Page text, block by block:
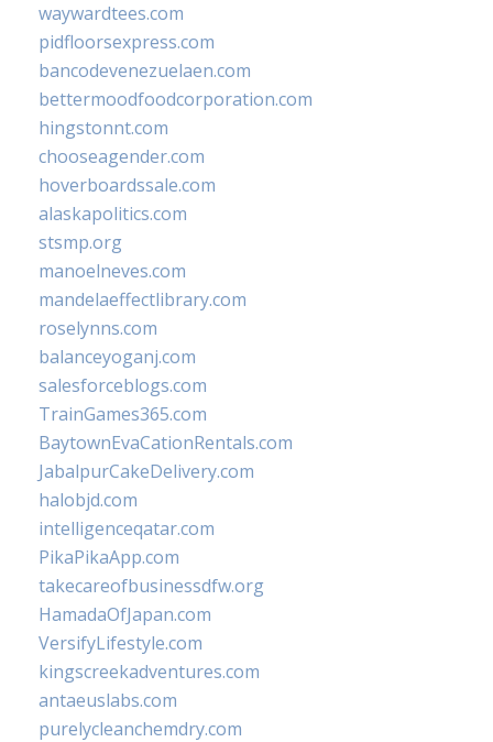
waywardtees.com
pidfloorsexpress.com
bancodevenezuelaen.com
bettermoodfoodcorporation.com
hingstonnt.com
chooseagender.com
hoverboardssale.com
alaskapolitics.com
stsmp.org
manoelneves.com
mandelaeffectlibrary.com
roselynns.com
balanceyoganj.com
salesforceblogs.com
TrainGames365.com
BaytownEvaCationRentals.com
JabalpurCakeDelivery.com
halobjd.com
intelligenceqatar.com
PikaPikaApp.com
takecareofbusinessdfw.org
HamadaOfJapan.com
VersifyLifestyle.com
kingscreekadventures.com
antaeuslabs.com
purelycleanchemdry.com